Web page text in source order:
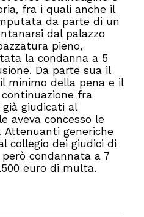
fra i quali anche il
da parte di un
dal palazzo
pieno,
la condanna a 5
Da parte sua il
minimo della pena e il
fra
giudicati al
aveva concesso le
generiche
collegio dei giudici di
condannata a 7
euro di multa.